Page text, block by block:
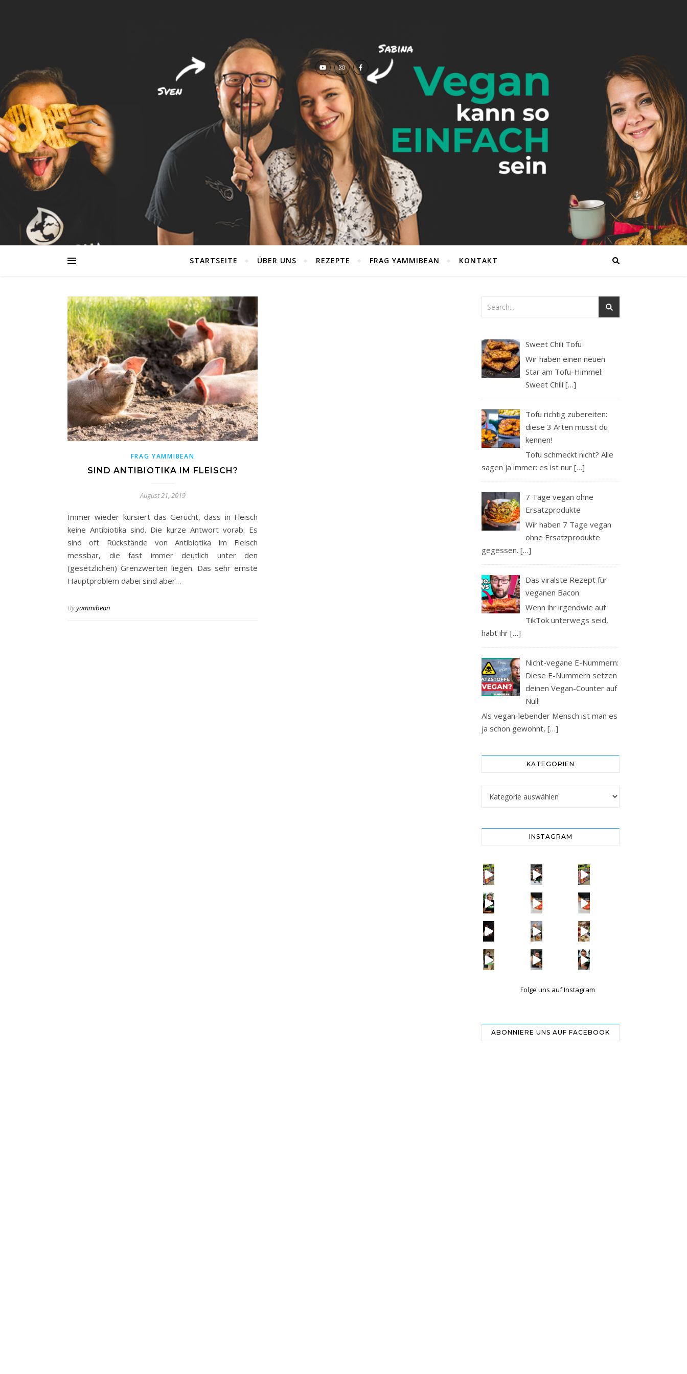
STARTSEITE ÜBER UNS REZEPTE FRAG YAMMIBEAN KONTAKT
FRAG YAMMIBEAN
SIND ANTIBIOTIKA IM FLEISCH?
August 21, 2019
Immer wieder kursiert das Gerücht, dass in Fleisch
keine Antibiotika sind. Die kurze Antwort vorab: Es
sind oft Rückstände von Antibiotika im Fleisch
messbar, die fast immer deutlich unter den
(gesetzlichen) Grenzwerten liegen. Das sehr ernste
Hauptproblem dabei sind aber…
Byyammibean
Sweet Chili Tofu
Wir haben einen neuen
Star am Tofu-Himmel:
Sweet Chili[…]
Tofu richtig zubereiten:
diese 3 Arten musst du
kennen!
Tofu schmeckt nicht? Alle
sagen ja immer: es ist nur […]
7 Tage vegan ohne
Ersatzprodukte
Wir haben 7 Tage vegan
ohne Ersatzprodukte
gegessen. […]
Das viralste Rezept für
veganen Bacon
Wenn ihr irgendwie auf
TikTok unterwegs seid,
habt ihr […]
Nicht-vegane E-Nummern:
Diese E-Nummern setzen
deinen Vegan-Counter auf
Null!
Als vegan-lebender Mensch ist man es
ja schon gewohnt, […]
KATEGORIEN
INSTAGRAM
Folge uns auf Instagram
ABONNIERE UNS AUF FACEBOOK